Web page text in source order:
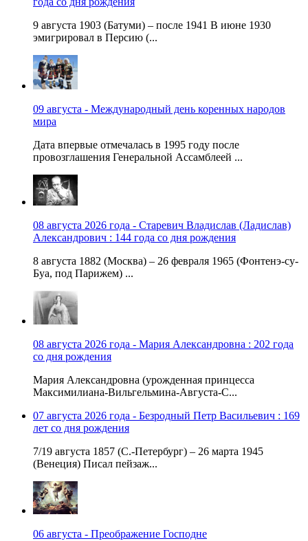
9 августа 1903 (Батуми) – после 1941 В июне 1930
эмигрировал в Персию (...
09 августа - Международный день коренных народов
мира
Дата впервые отмечалась в 1995 году после
провозглашения Генеральной Ассамблеей ...
08 августа 2026 года - Старевич Владислав (Ладислав)
Александрович : 144 года со дня рождения
8 августа 1882 (Москва) – 26 февраля 1965 (Фонтенэ-су-
Буа, под Парижем) ...
08 августа 2026 года - Мария Александровна : 202 года
со дня рождения
Мария Александровна (урожденная принцесса
Максимилиана-Вильгельмина-Августа-С...
07 августа 2026 года - Безродный Петр Васильевич : 169
лет со дня рождения
7/19 августа 1857 (С.-Петербург) – 26 марта 1945
(Венеция) Писал пейзаж...
06 августа - Преображение Господне